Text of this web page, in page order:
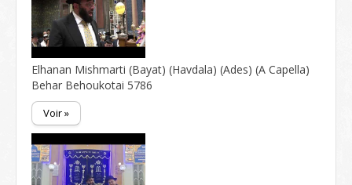
Elhanan Mishmarti (Bayat) (Havdala) (Ades) (A Capella)
Behar Behoukotai 5786
Voir »